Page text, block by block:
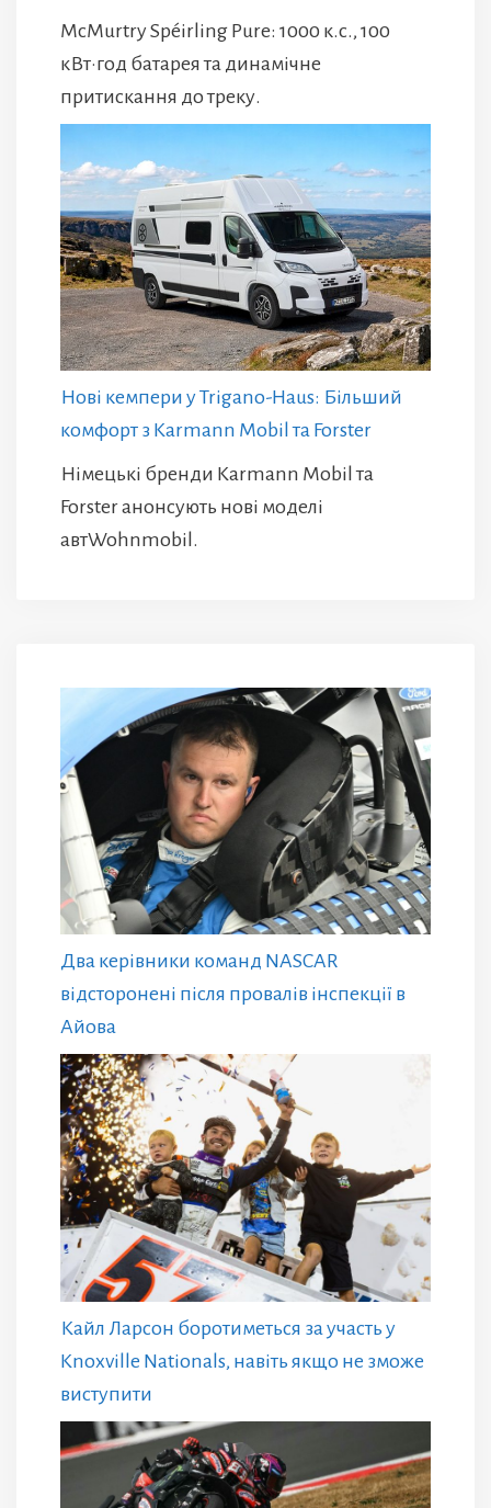
McMurtry Spéirling Pure: 1000 к.с., 100
кВт·год батарея та динамічне
притискання до треку.
Нові кемпери у Trigano-Haus: Більший
комфорт з Karmann Mobil та Forster
Німецькі бренди Karmann Mobil та
Forster анонсують нові моделі
автWohnmobil.
Два керівники команд NASCAR
відсторонені після провалів інспекції в
Айова
Кайл Ларсон боротиметься за участь у
Knoxville Nationals, навіть якщо не зможе
виступити